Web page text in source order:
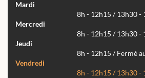
Mardi
8h - 12h15 / 13h30 -
Mercredi
8h - 12h15 / 13h30 -
Jeudi
8h - 12h15 / Fermé
Vendredi
8h - 12h15 / 13h30 -